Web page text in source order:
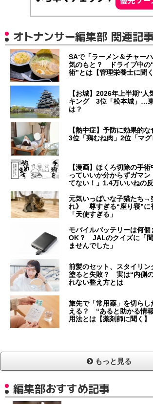
オトナンサー編集部 関連記
SAで「ラーメン＆チャー
気のもと？ ドライブ中の
術”とは【管理栄養士に聞く
【お城】2026年上半期“人
キング 3位「松本城」…
は？
【熱中症】予防に効果的
3位「鶏むね肉」2位「マ
【漫画】ほくろ切除の手
っていいか分からずガマ
てない！」1.4万いいねの
元気いっぱいな子猫たち→
れ》 尊すぎる“座り寝”に
「天使すぎる」
モバイルバッテリーは何
OK？ JALのクイズに「間
ませんでした」
前髪のセット、スタイリン
塗ると失敗？ 実は“内側
れない整え方とは
旅先で「常用薬」を切ら
える？ “あると助かる情
用法とは【薬剤師に聞く】
もっと見る
編集部おすすめ記事